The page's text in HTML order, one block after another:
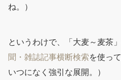
ね。）
というわけで、「大麦～麦茶
聞・雑誌記事横断検索を使っ
いつになく強引な展開。）